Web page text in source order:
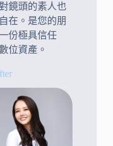
鏡頭的素人也
在。是您的朋
份極具信任
位資產。